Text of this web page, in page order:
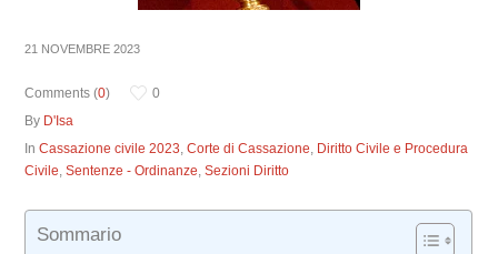
21 NOVEMBRE 2023
Comments (0)
0
By D'Isa
InCassazione civile 2023,Corte di Cassazione, Diritto Civile e Procedura
Civile,Sentenze - Ordinanze,Sezioni Diritto
Sommario